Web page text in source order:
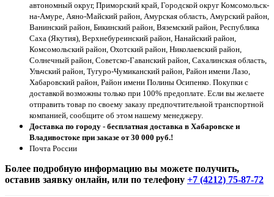
автономный округ, Приморский край, Городской округ Комсомольск-
на-Амуре, Аяно-Майский район, Амурская область, Амурский район,
Ванинский район, Бикинский район, Вяземский район, Республика
Саха (Якутия), Верхнебуреинский район, Нанайский район,
Комсомольский район, Охотский район, Николаевский район,
Солнечный район, Советско-Гаванский район, Сахалинская область,
Ульчский район, Тугуро-Чумиканский район, Район имени Лазо,
Хабаровский район, Район имени Полины Осипенко. Покупки с
доставкой возможны только при 100% предоплате. Если вы желаете
отправить товар по своему заказу предпочтительной транспортной
компанией, сообщите об этом нашему менеджеру.
Доставка по городу - бесплатная доставка в Хабаровске и
Владивостоке при заказе от 30 000 руб.!
Почта России
Более подробную информацию вы можете получить,
оставив заявку онлайн, или по телефону +7 (4212) 75-87-72